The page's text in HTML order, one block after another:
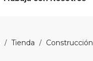
/ Tienda / Construcción